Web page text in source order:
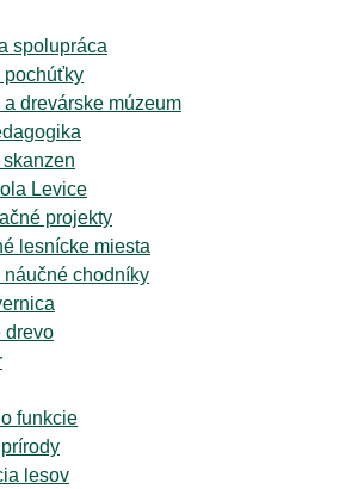
spolupráca
pochúťky
a drevárske múzeum
skanzen
Levice
projekty
lesnícke miesta
náučné chodníky
drevo
funkcie
lesov